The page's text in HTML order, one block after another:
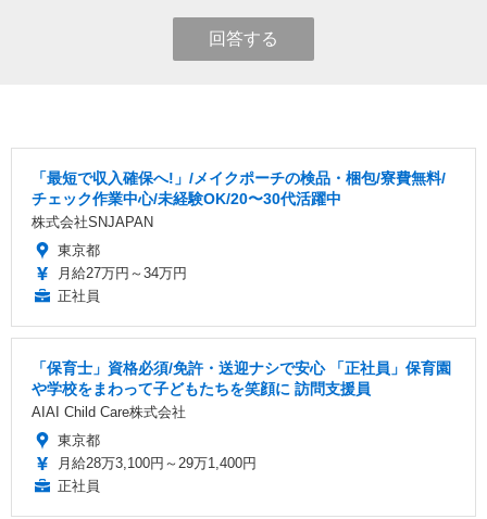
回答する
「最短で収入確保へ!」/メイクポーチの検品・梱包/寮費無料/
チェック作業中心/未経験OK/20〜30代活躍中
株式会社SNJAPAN
東京都
月給27万円～34万円
正社員
「保育士」資格必須/免許・送迎ナシで安心 「正社員」保育園
や学校をまわって子どもたちを笑顔に 訪問支援員
AIAI Child Care株式会社
東京都
月給28万3,100円～29万1,400円
正社員